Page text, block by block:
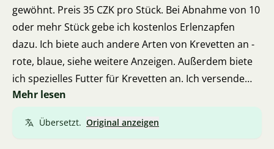
gewöhnt. Preis 35 CZK pro Stück. Bei Abnahme von 10
oder mehr Stück gebe ich kostenlos Erlenzapfen
dazu. Ich biete auch andere Arten von Krevetten an -
rote, blaue, siehe weitere Anzeigen. Außerdem biete
ich spezielles Futter für Krevetten an. Ich versende
normalerweise auch über die Versanddienstleister in
Thermobox. Telefon 732439548. Staré Město bei
Mehr lesen
Übersetzt. Original anzeigen